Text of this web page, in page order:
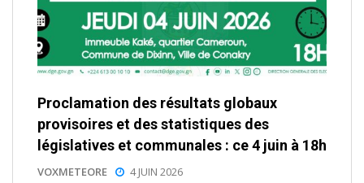
Proclamation des résultats globaux
provisoires et des statistiques des
législatives et communales : ce 4 juin à 18h
VOXMETEORE 4 JUIN 2026